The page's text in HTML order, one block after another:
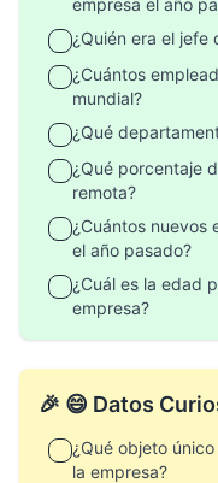
empresa el año
¿Quién era el
¿Cuántos
mundial?
¿Qué
¿Qué porcentaje
remota?
¿Cuántos nuevos
el año pasado?
¿Cuál es la edad
empresa?
🎉 😄 Datos
¿Qué objeto
la empresa?